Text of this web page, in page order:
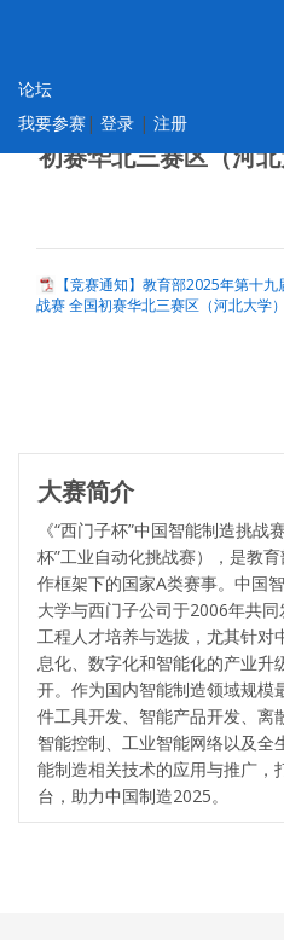
论坛
我要参赛 | 登录 | 注册
CIMC“西门子杯”中
初赛华北三赛区（河
【竞赛通知】教育部2025年第十
战赛 全国初赛华北三赛区（河北大学
大赛简介
《“西门子杯”中国智能制造挑战
杯”工业自动化挑战赛），是教
作框架下的国家A类赛事。中国
大学与西门子公司于2006年共
工程人才培养与选拔，尤其针对
息化、数字化和智能化的产业升
开。作为国内智能制造领域规模
件工具开发、智能产品开发、离
智能控制、工业智能网络以及全
能制造相关技术的应用与推广，
台，助力中国制造2025。